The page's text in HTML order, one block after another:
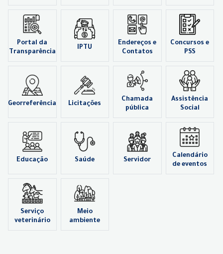
Portal da
Transparência
IPTU
Endereços e
Contatos
Concursos e
PSS
Georreferência Licitações
Chamada
pública
Assistência
Social
Educação Saúde Servidor
Calendário
de eventos
Serviço
veterinário
Meio
ambiente